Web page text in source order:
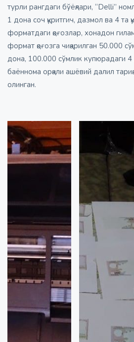
турли рангдаги бўёқлари, “Delli”
1 дона соч қуритгич, дазмол ва 4 та
форматдаги қоғозлар, хонадон
формат қоғозга чиқарилган 50.000
дона, 100.000 сўмлик купюрадаги 4
баённома орқали ашёвий далил
олинган.